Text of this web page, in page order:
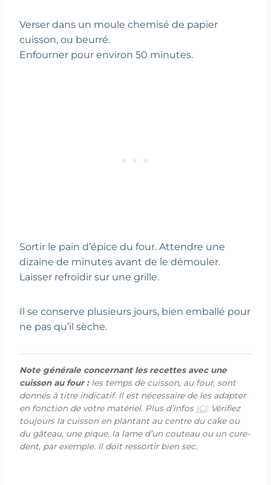
Verser dans un moule chemisé de papier
cuisson, ou beurré.
Enfourner pour environ 50 minutes.
Sortir le pain d’épice du four. Attendre une
dizaine de minutes avant de le démouler.
Laisser refroidir sur une grille.
Il se conserve plusieurs jours, bien emballé pour
ne pas qu’il sèche.
Note générale concernant les recettes avec une
cuisson au four :les temps de cuisson, au four, sont
donnés à titre indicatif. Il est nécessaire de les adapter
en fonction de votre matériel. Plus d’infos ICI. Vérifiez
toujours la cuisson en plantant au centre du cake ou
du gâteau, une pique, la lame d’un couteau ou un cure-
dent, par exemple. Il doit ressortir bien sec.